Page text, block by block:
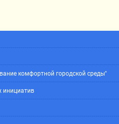
комфортной городской среды"
инициатив